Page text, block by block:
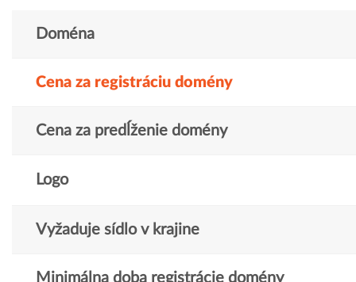
Doména
Cena za registráciu domény
Cena za predĺženie domény
Logo
Vyžaduje sídlo v krajine
Minimálna doba registrácie domény